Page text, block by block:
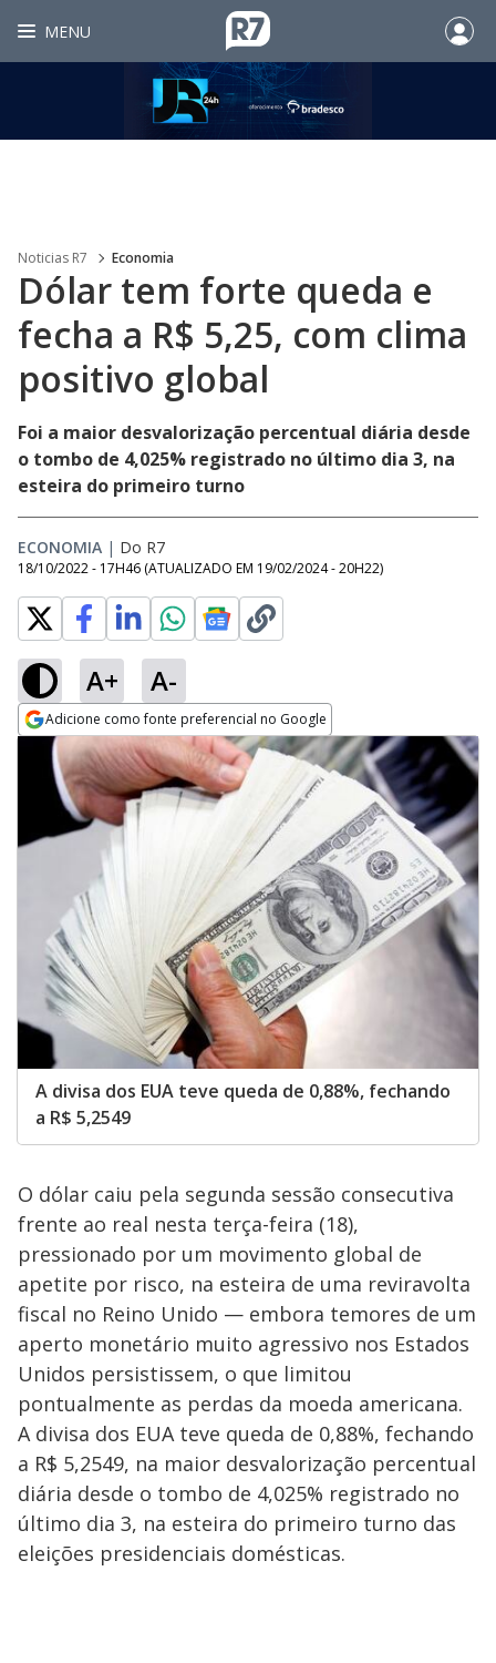
MENU
Noticias R7 Economia
Dólar tem forte queda e
fecha a R$ 5,25, com clima
positivo global
Foi a maior desvalorização percentual diária desde
o tombo de 4,025% registrado no último dia 3, na
esteira do primeiro turno
ECONOMIA | Do R7
18/10/2022 - 17H46 (ATUALIZADO EM 19/02/2024 - 20H22)
A+ A-
Adicione como fonte preferencial no Google
Opens in new window
A divisa dos EUA teve queda de 0,88%, fechando
a R$ 5,2549
O dólar caiu pela segunda sessão consecutiva
frente ao real nesta terça-feira (18),
pressionado por um movimento global de
apetite por risco, na esteira de uma reviravolta
fiscal no Reino Unido — embora temores de um
aperto monetário muito agressivo nos Estados
Unidos persistissem, o que limitou
pontualmente as perdas da moeda americana.
A divisa dos EUA teve queda de 0,88%, fechando
a R$ 5,2549, na maior desvalorização percentual
diária desde o tombo de 4,025% registrado no
último dia 3, na esteira do primeiro turno das
eleições presidenciais domésticas.